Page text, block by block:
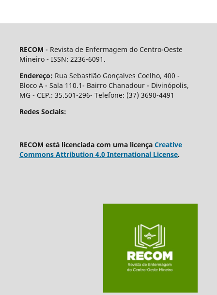
RECOM - Revista de Enfermagem do Centro-Oeste
Mineiro - ISSN: 2236-6091.
Endereço: Rua Sebastião Gonçalves Coelho, 400 -
Bloco A - Sala 110.1- Bairro Chanadour - Divinópolis,
MG - CEP.: 35.501-296- Telefone: (37) 3690-4491
Redes Sociais:
RECOM está licenciada com uma licença Creative
Commons Attribution 4.0 International License.